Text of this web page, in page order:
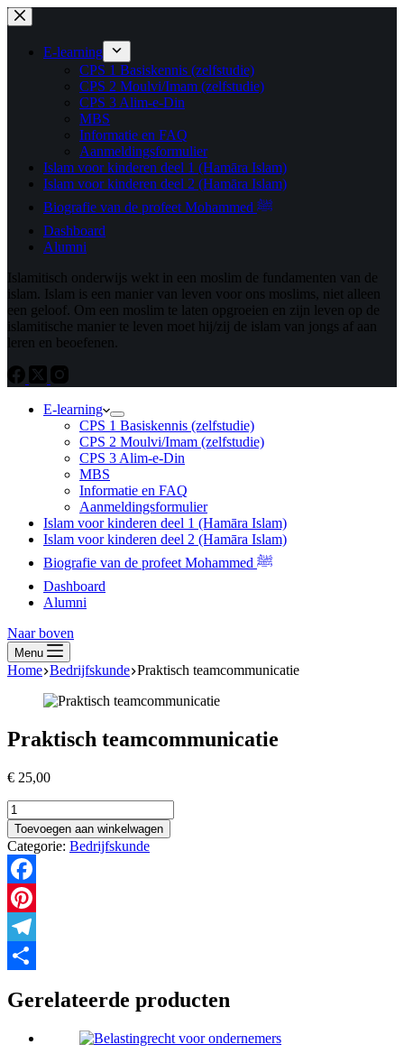
Ga
naar
inhoud
E-learning
CPS 1 Basiskennis (zelfstudie)
CPS 2 Moulvi/Imam (zelfstudie)
CPS 3 Alim-e-Din
MBS
Informatie en FAQ
Aanmeldingsformulier
Islam voor kinderen deel 1 (Hamāra Islam)
Islam voor kinderen deel 2 (Hamāra Islam)
Biografie van de profeet Mohammed ﷺ
Dashboard
Alumni
Islamitisch onderwijs wekt in een moslim de fundamenten van de
islam. Islam is een manier van leven voor ons moslims, niet alleen
een geloof. Om een ​​moslim te laten opgroeien en zijn leven op de
islamitische manier te leven moet hij/zij de islam van jongs af aan
leren en beoefenen.
E-learning
CPS 1 Basiskennis (zelfstudie)
CPS 2 Moulvi/Imam (zelfstudie)
CPS 3 Alim-e-Din
MBS
Informatie en FAQ
Aanmeldingsformulier
Islam voor kinderen deel 1 (Hamāra Islam)
Islam voor kinderen deel 2 (Hamāra Islam)
Biografie van de profeet Mohammed ﷺ
Dashboard
Alumni
Naar boven
Menu
Home Bedrijfskunde Praktisch teamcommunicatie
Praktisch teamcommunicatie
€ 25,00
Praktisch
teamcommunicatie
aantal
Toevoegen aan winkelwagen
Categorie: Bedrijfskunde
Facebook
Pinterest
Telegram
Gerelateerde producten